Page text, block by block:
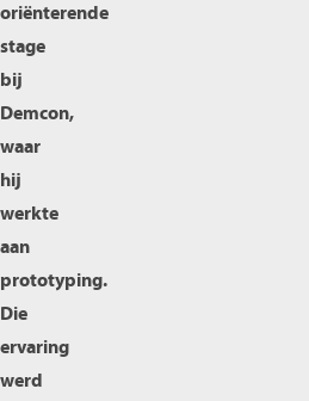
oriënterende
stage
bij
Demcon,
waar
hij
werkte
aan
prototyping.
Die
ervaring
werd